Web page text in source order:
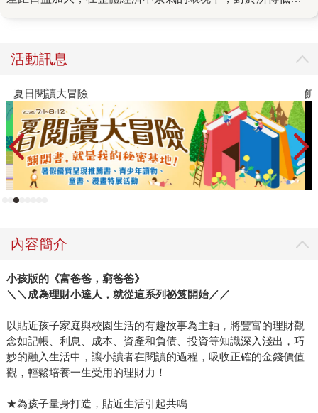
涯過程的「選擇權」就會越多，也更能避免落入低收入的不
良循環中。 然而實際在教育現場，我們好像教了太多「明辨
是非」的知識技能，但對於「選擇」似乎又教得太少。人生
中很多事情不一定有「對錯」，但在選擇與決定前，有沒有
去了解前因後果？以及能不能承受這個決定所付出的代價
呢？ 本套書以「RPG」入名，使人直接聯想到角色扮演遊戲
的概念，讓讀者進入設定的情境裡，感受各種真實世界裡都
會遇到的兩難問題，並做出選擇。我十分激賞作者的方式，
不以是非作為唯一決斷的依歸，而是透過雷達圖式的數值
責」。 唯有讓孩子在情境中實際參與，才是真實的學習。我
們大人需要給予決策前的素材，並與孩子充分討論與分析，
接下來就坦然接受孩子的決策與後續結果。我想再次提醒大
人們，孩子的決策並不會一次就成熟，大人們更應該關注的
是決策歷程，在適當的時機給予提醒與引導，這樣的學習效
果雖然會比較慢，但更為紮實。 套書的亮點是將各種情境設
定之後，給予豐富的背景知識作為鷹架，支撐著每個決定的
底蘊，讓讀者閱讀與操作後，實際獲得更多的「選擇權」，
讀幾遍，理解金錢與其原理，能建立正確的金錢觀。 再次重
活動訊息
夏日閱讀大冒險 飢
內容簡介
小孩版的《富爸爸，窮爸爸》
＼＼成為理財小達人，就從這系列祕笈開始／／
以貼近孩子家庭與校園生活的有趣故事為主軸，將豐富的理財觀
念如記帳、利息、成本、資產和負債、投資等知識深入淺出，巧
妙的融入生活中，讓小讀者在閱讀的過程，吸收正確的金錢價值
觀，輕鬆培養一生受用的理財力！
★為孩子量身打造，貼近生活引起共鳴